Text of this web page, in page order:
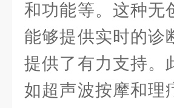
和功能等。这种无
能够提供实时的诊
提供了有力支持。
如超声波按摩和理